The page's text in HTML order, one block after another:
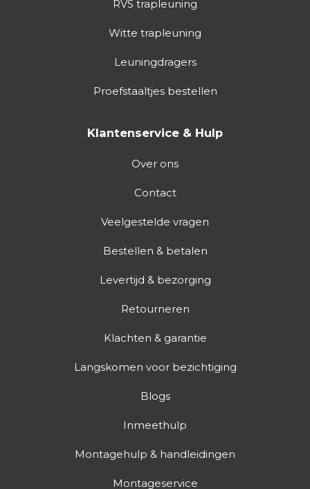
RVS trapleuning
Witte trapleuning
Leuningdragers
Proefstaaltjes bestellen
Klantenservice & Hulp
Over ons
Contact
Veelgestelde vragen
Bestellen & betalen
Levertijd & bezorging
Retourneren
Klachten & garantie
Langskomen voor bezichtiging
Blogs
Inmeethulp
Montagehulp & handleidingen
Montageservice